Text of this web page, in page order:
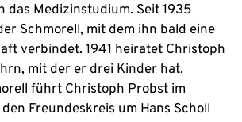
das Medizinstudium. Seit 1935
Schmorell, mit dem ihn bald eine
verbindet. 1941 heiratet Christoph
mit der er drei Kinder hat.
führt Christoph Probst im
Freundeskreis um Hans Scholl